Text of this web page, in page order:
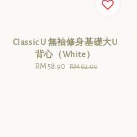
Classic U 無袖修身基礎大U
背心（White）
Sale
RM 58.90 Regular
RM 62.00